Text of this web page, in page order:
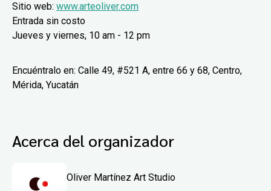
Sitio web: www.arteoliver.com
Entrada sin costo
Jueves y viernes, 10 am - 12 pm
Encuéntralo en: Calle 49, #521 A, entre 66 y 68, Centro,
Mérida, Yucatán
Acerca del organizador
Oliver Martínez Art Studio